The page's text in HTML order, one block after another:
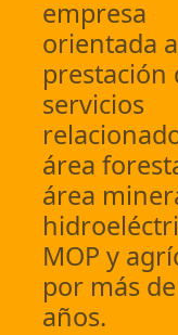
empresa
orientada
prestación
servicios
área
área
MOP y
por más
años.